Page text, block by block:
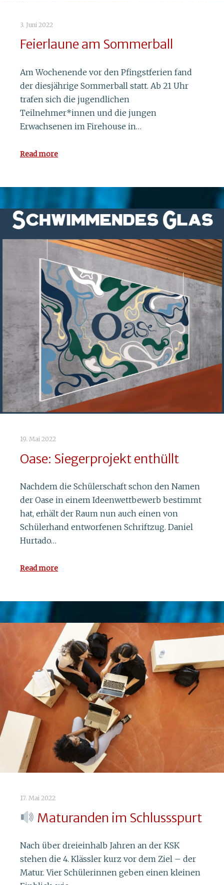
3. Juni 2022
Feierlaune am Sommerball
Am Wochenende vor den Pfingstferien fand
der diesjährige Sommerball statt. Ab 21 Uhr
trafen sich die jugendlichen
Teilnehmer*innen und die jungen
Erwachsenen im Firehouse in…
Read more
19. Mai 2022
Oase: Siegerprojekt enthüllt
Nachdem die Schülerschaft schon den Namen
der Oase in einem Ideenwettbewerb bestimmt
hat, erhält der Raum nun auch einen von
Schülerhand entworfenen Schriftzug. Daniel
Hurtado…
Read more
17. Mai 2022
Maturanden im Schlussspurt
Nach über dreieinhalb Jahren an der KSK
stehen die 4. Klässler kurz vor dem Ziel – der
Matur. Vier Schülerinnen geben einen kleinen
KSK forciert politische Bildung
Am 30. September fand an der KSK der
Politiktag statt, der sich mit neuem Konzept ab
Tag hatten die…
8. September 2021
Die KSK macht Europapolitik in
Biel
Gleich zwei Delegationen durften vom 3. bis 7.
September die Kantonsschule Kreuzlingen an
der National Selection Conference des
European Youth Parliament (EYP) in Biel
vertreten.…
Read more